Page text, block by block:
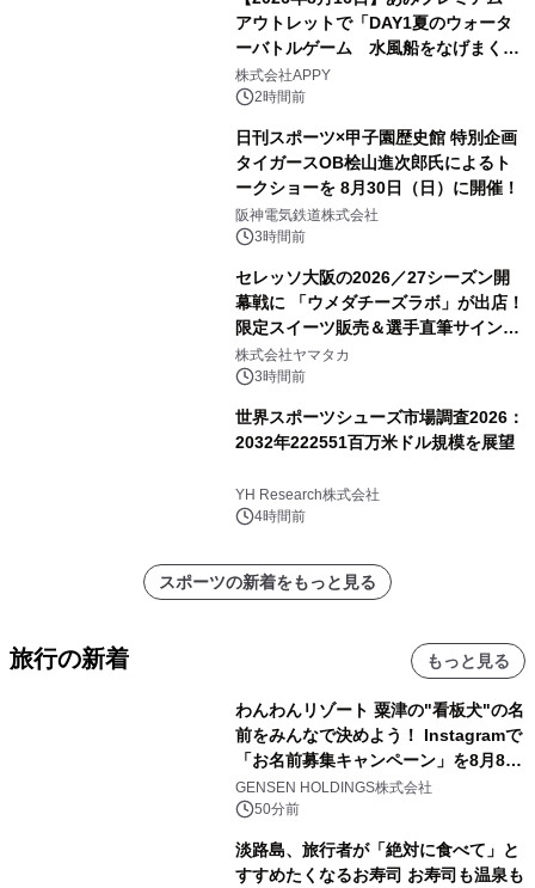
アウトレットで「DAY1夏のウォータ
ーバトルゲーム 水風船をなげまくろ
う！」を開催
株式会社APPY
2時間前
日刊スポーツ×甲子園歴史館 特別企画
タイガースOB桧山進次郎氏によるト
ークショーを 8月30日（日）に開催！
阪神電気鉄道株式会社
3時間前
セレッソ大阪の2026／27シーズン開
幕戦に 「ウメダチーズラボ」が出店！
限定スイーツ販売＆選手直筆サイング
ッズが当たる抽選会を 8月8日に開催
株式会社ヤマタカ
3時間前
世界スポーツシューズ市場調査2026：
2032年222551百万米ドル規模を展望
YH Research株式会社
4時間前
スポーツの新着をもっと見る
旅行の新着 もっと見る
わんわんリゾート 粟津の"看板犬"の名
前をみんなで決めよう！ Instagramで
「お名前募集キャンペーン」を8月8日
(土)より開催
GENSEN HOLDINGS株式会社
50分前
淡路島、旅行者が「絶対に食べて」と
すすめたくなるお寿司 お寿司も温泉も